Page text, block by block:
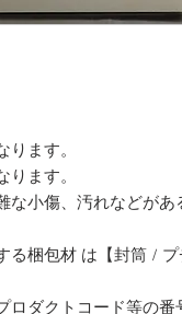
ります。
ります。
な小傷、汚れなどがあ
る梱包材 は【封筒 / プ
ロダクトコード等の